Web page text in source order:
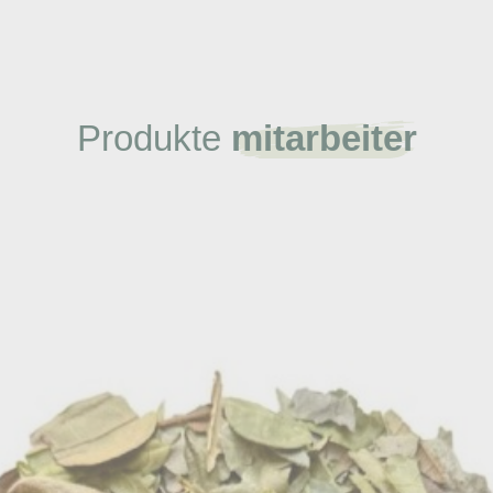
Produkte mitarbeiter